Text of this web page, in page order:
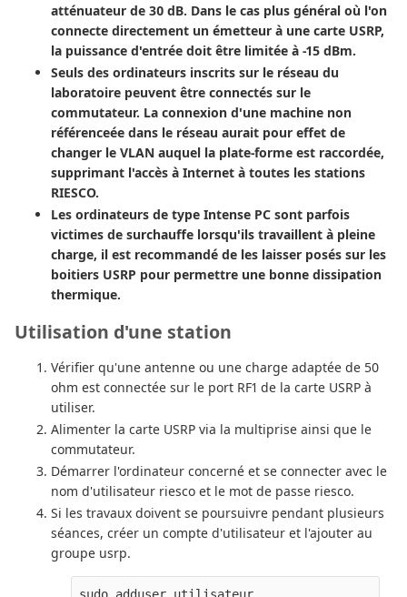
atténuateur de 30 dB. Dans le cas plus général où l'on
connecte directement un émetteur à une carte USRP,
la puissance d'entrée doit être limitée à -15 dBm.
Seuls des ordinateurs inscrits sur le réseau du
laboratoire peuvent être connectés sur le
commutateur. La connexion d'une machine non
référenceée dans le réseau aurait pour effet de
changer le VLAN auquel la plate-forme est raccordée,
supprimant l'accès à Internet à toutes les stations
RIESCO.
Les ordinateurs de type Intense PC sont parfois
victimes de surchauffe lorsqu'ils travaillent à pleine
charge, il est recommandé de les laisser posés sur les
boitiers USRP pour permettre une bonne dissipation
thermique.
Utilisation d'une station
Vérifier qu'une antenne ou une charge adaptée de 50
ohm est connectée sur le port RF1 de la carte USRP à
utiliser.
Alimenter la carte USRP via la multiprise ainsi que le
commutateur.
Démarrer l'ordinateur concerné et se connecter avec le
nom d'utilisateur riesco et le mot de passe riesco.
Si les travaux doivent se poursuivre pendant plusieurs
séances, créer un compte d'utilisateur et l'ajouter au
groupe usrp.